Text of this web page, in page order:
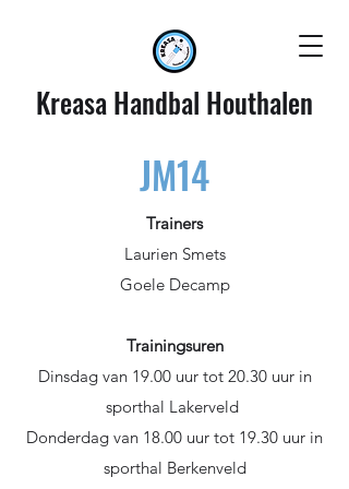
KreasaHandbal Houthalen
JM14
Trainers
Laurien Smets
Goele Decamp
Trainingsuren
Dinsdag van 19.00 uur tot 20.30 uur in
sporthal Lakerveld
Donderdag van 18.00 uur tot 19.30 uur in
sporthal Berkenveld